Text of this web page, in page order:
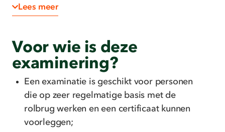
voor het praktijkgedeelte. De cursist brengt deze
Lees meer
Voor wie is deze
examinering?
Een examinatie is geschikt voor personen
die op zeer regelmatige basis met de
rolbrug werken en een certificaat kunnen
voorleggen;